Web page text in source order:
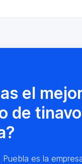
el
de
Puebla es la